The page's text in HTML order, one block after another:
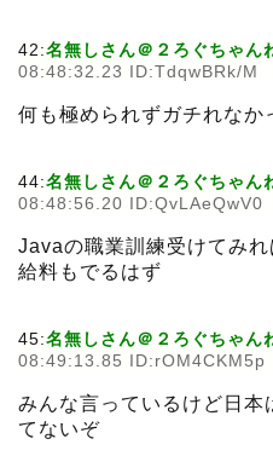
42:名無しさん＠２ろぐちゃん
08:48:32.23 ID:TdqwBRk/M
何も極められずガチれなか
44:名無しさん＠２ろぐちゃん
08:48:56.20 ID:QvLAeQwV0
Javaの職業訓練受けてみれ
給料もでるはず
45:名無しさん＠２ろぐちゃん
08:49:13.85 ID:rOM4CKM5p
みんな言っているけど日本
てないぞ